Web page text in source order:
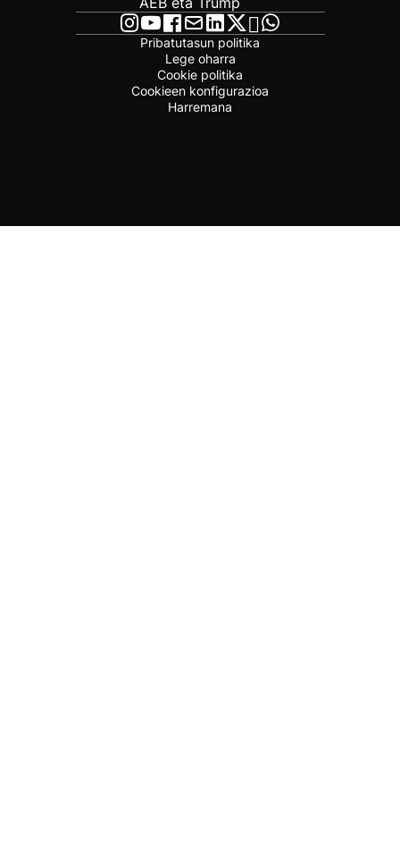
Pribatutasun politika
Lege oharra
Cookie politika
Cookieen konfigurazioa
Harremana